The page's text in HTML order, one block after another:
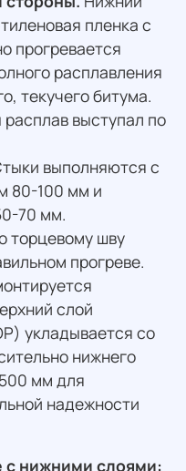
пленка с
прогревается
расплавления
текучего битума.
выступал по
выполняются с
80-100 мм и
70 мм.
торцевому шву
прогреве.
слой
укладывается со
нижнего
мм для
надежности
с нижними слоями: